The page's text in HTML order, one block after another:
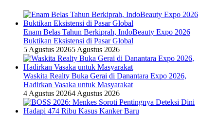
Enam Belas Tahun Berkiprah, IndoBeauty Expo 2026
Buktikan Eksistensi di Pasar Global
5 Agustus 20265 Agustus 2026
Waskita Realty Buka Gerai di Danantara Expo 2026,
Hadirkan Vasaka untuk Masyarakat
4 Agustus 20264 Agustus 2026